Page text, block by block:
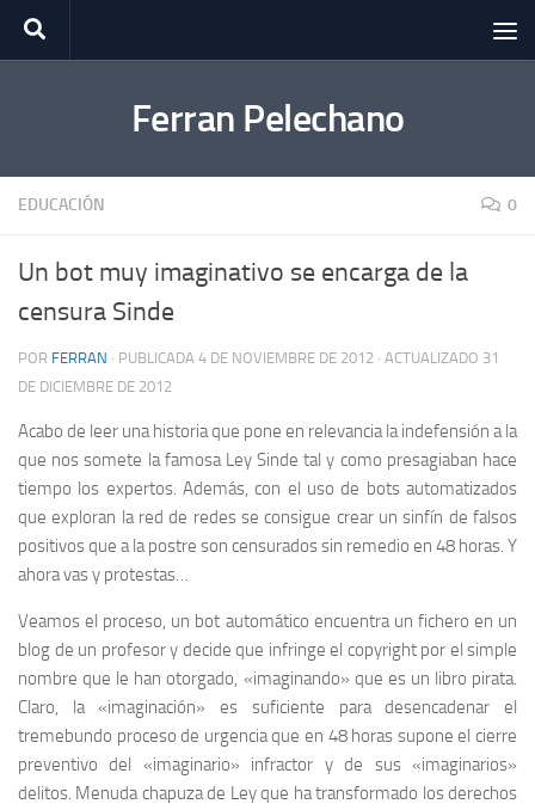
Saltar al contenido
Ferran Pelechano
EDUCACIÓN 0
Un bot muy imaginativo se encarga de la
censura Sinde
POR FERRAN · PUBLICADA 4 DE NOVIEMBRE DE 2012 · ACTUALIZADO 31
DE DICIEMBRE DE 2012
Acabo de leer una historia que pone en relevancia la indefensión a la
que nos somete la famosa Ley Sinde tal y como presagiaban hace
tiempo los expertos. Además, con el uso de bots automatizados
que exploran la red de redes se consigue crear un sinfín de falsos
positivos que a la postre son censurados sin remedio en 48 horas. Y
ahora vas y protestas…
Veamos el proceso, un bot automático encuentra un fichero en un
blog de un profesor y decide que infringe el copyright por el simple
nombre que le han otorgado, «imaginando» que es un libro pirata.
Claro, la «imaginación» es suficiente para desencadenar el
tremebundo proceso de urgencia que en 48 horas supone el cierre
preventivo del «imaginario» infractor y de sus «imaginarios»
delitos. Menuda chapuza de Ley que ha transformado los derechos